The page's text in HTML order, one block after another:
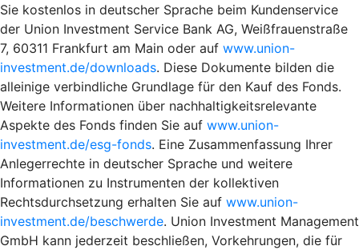
Sie kostenlos in deutscher Sprache beim Kundenservice
der Union Investment Service Bank AG, Weißfrauenstraße
7, 60311 Frankfurt am Main oder auf www.union-
investment.de/downloads. Diese Dokumente bilden die
alleinige verbindliche Grundlage für den Kauf des Fonds.
Weitere Informationen über nachhaltigkeitsrelevante
Aspekte des Fonds finden Sie auf www.union-
investment.de/esg-fonds. Eine Zusammenfassung Ihrer
Anlegerrechte in deutscher Sprache und weitere
Informationen zu Instrumenten der kollektiven
Rechtsdurchsetzung erhalten Sie auf www.union-
investment.de/beschwerde. Union Investment Management
GmbH kann jederzeit beschließen, Vorkehrungen, die für